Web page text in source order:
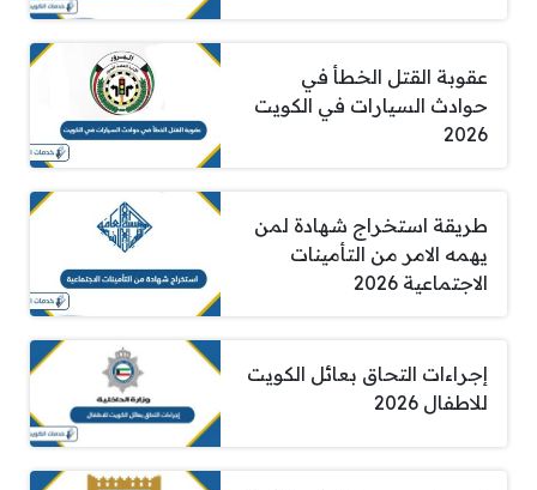
عقوبة القتل الخطأ في
حوادث السيارات في الكويت
2026
طريقة استخراج شهادة لمن
يهمه الامر من التأمينات
الاجتماعية 2026
إجراءات التحاق بعائل الكويت
للاطفال 2026